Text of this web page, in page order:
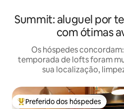
Summit: aluguel por
com ótimas
Os hóspedes
temporada de lofts foram
sua localização,
Entre os melhores preferidos dos
Preferido dos hóspedes